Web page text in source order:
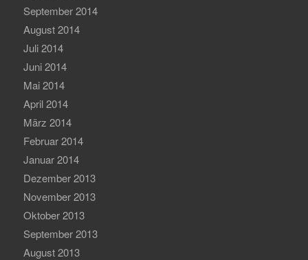
September 2014
August 2014
Juli 2014
Juni 2014
Mai 2014
April 2014
März 2014
Februar 2014
Januar 2014
Dezember 2013
November 2013
Oktober 2013
September 2013
August 2013